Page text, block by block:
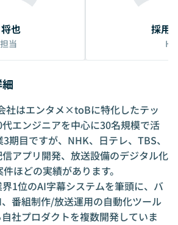
也
当
採用
HR
社はエンタメ×toBに特化したテッ
エンジニアを中心に30名規模で活
期目ですが、NHK、日テレ、TBS、
アプリ開発、放送設備のデジタル化
ほどの実績があります。
1位のAI字幕システムを筆頭に、バ
番組制作/放送運用の自動化ツール
社プロダクトを複数開発していま